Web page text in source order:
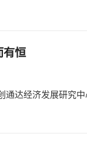
有恒
达经济发展研究